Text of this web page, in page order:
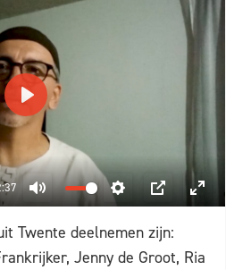
MUTE
SETTINGS
PIP
PLAY
Twente deelnemen zijn:
Jenny de Groot, Ria